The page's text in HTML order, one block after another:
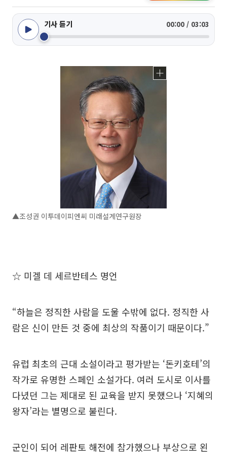
기사 듣기 00:00 / 03:03
▲조성권 이투데이피엔씨 미래설계연구원장
☆ 미겔 데 세르반테스 명언
“하늘은 정직한 사람을 도울 수밖에 없다. 정직한 사
람은 신이 만든 것 중에 최상의 작품이기 때문이다.”
유럽 최초의 근대 소설이라고 평가받는 ‘돈키호테’의
작가로 유명한 스페인 소설가다. 여러 도시로 이사를
다녔던 그는 제대로 된 교육을 받지 못했으나 ‘지혜의
왕자’라는 별명으로 불린다.
군인이 되어 레판토 해전에 참가했으나 부상으로 왼